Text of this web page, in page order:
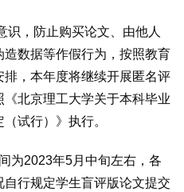
识，防止购买论文、由他人
数据等作假行为，按照教育
，本年度将继续开展匿名评
北京理工大学关于本科毕业
试行）》执行。
为2023年5月中旬左右，各
行规定学生盲评版论文提交